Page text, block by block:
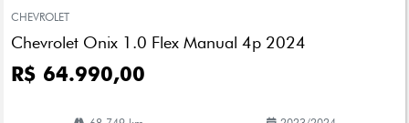
arti
lhe
CHEVROLET
Chevrolet Onix 1.0 Flex Manual 4p 2024
R$ 64.990,00